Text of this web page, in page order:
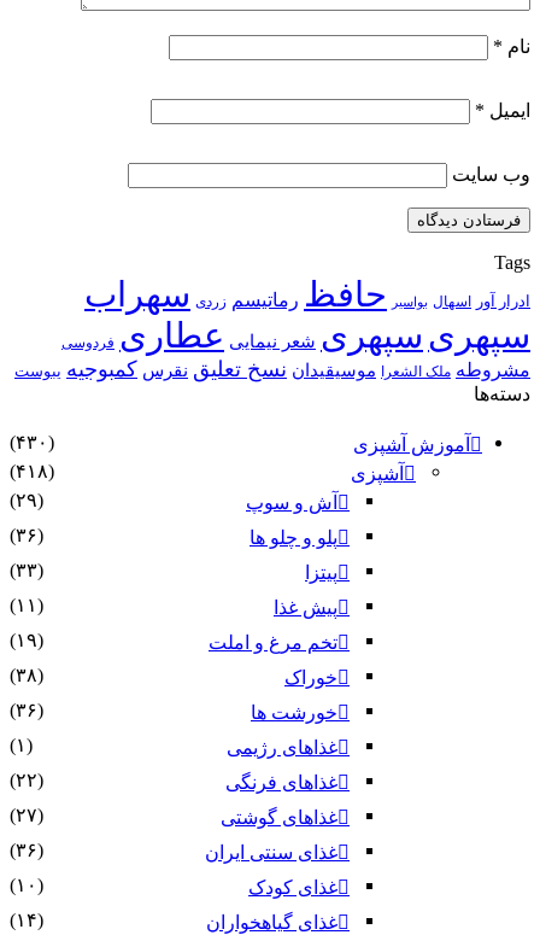
نام *
ایمیل *
وب‌ سایت
Tags
ادرار آور اسهال بواسیر حافظ رماتیسم زردی سهراب
سپهری سپهری شعر نیمایی عطاری فردوسی
مشروطه ملک الشعرا موسیقیدان نسخ تعلیق نقرس کمبوجیه یبوست
دسته‌ها
آموزش آشپزی
(۴۳۰)
آشپزی
(۴۱۸)
آش و سوپ
(۲۹)
پلو و چلو ها
(۳۶)
پیتزا
(۳۳)
پیش غذا
(۱۱)
تخم مرغ و املت
(۱۹)
خوراک
(۳۸)
خورشت ها
(۳۶)
غذاهای رژیمی
(۱)
غذاهای فرنگی
(۲۲)
غذاهای گوشتی
(۲۷)
غذای سنتی ایران
(۳۶)
غذای کودک
(۱۰)
غذای گیاهخواران
(۱۴)